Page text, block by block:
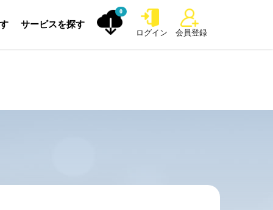
サービスを探す
0
ログイン 会員登録